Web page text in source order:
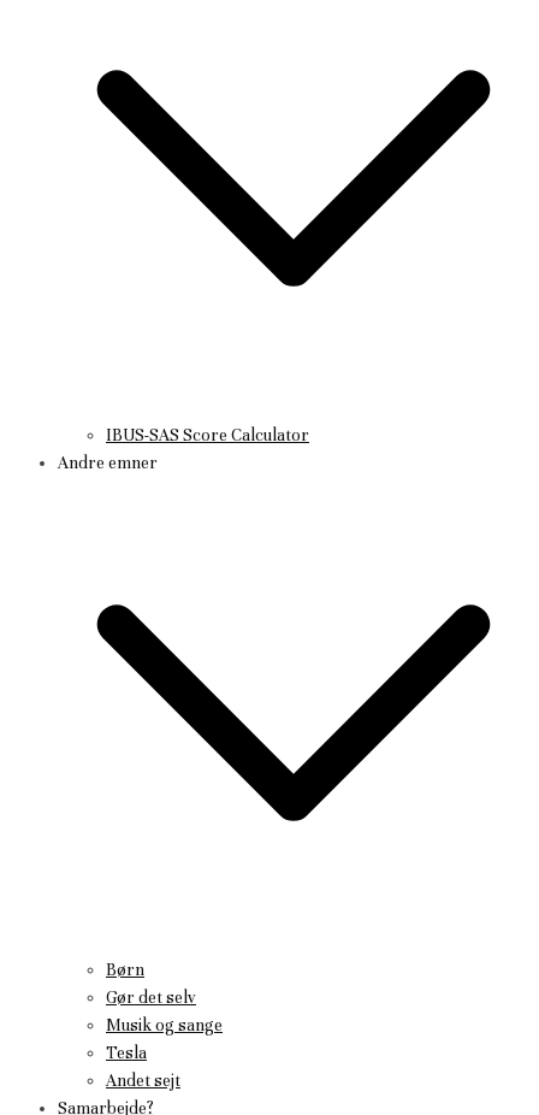
IBUS-SAS Score Calculator
Andre emner
Børn
Gør det selv
Musik og sange
Tesla
Andet sejt
Samarbejde?